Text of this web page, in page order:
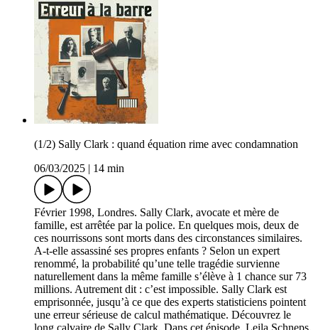
(1/2) Sally Clark : quand équation rime avec condamnation
06/03/2025
14 min
Février 1998, Londres. Sally Clark, avocate et mère de
famille, est arrêtée par la police. En quelques mois, deux de
ces nourrissons sont morts dans des circonstances similaires.
A-t-elle assassiné ses propres enfants ? Selon un expert
renommé, la probabilité qu’une telle tragédie survienne
naturellement dans la même famille s’élève à 1 chance sur 73
millions. Autrement dit : c’est impossible. Sally Clark est
emprisonnée, jusqu’à ce que des experts statisticiens pointent
une erreur sérieuse de calcul mathématique. Découvrez le